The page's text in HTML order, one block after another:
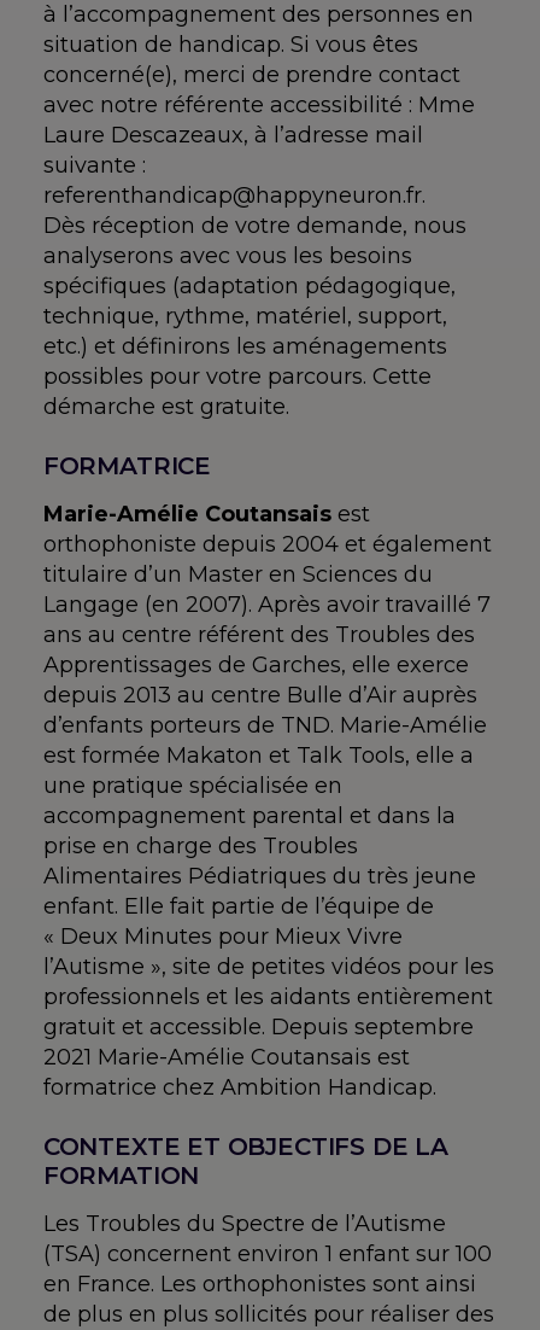
à l’accompagnement des personnes en
situation de handicap. Si vous êtes
concerné(e), merci de prendre contact
avec notre référente accessibilité : Mme
Laure Descazeaux, à l’adresse mail
suivante :
referenthandicap@happyneuron.fr.
Dès réception de votre demande, nous
analyserons avec vous les besoins
spécifiques (adaptation pédagogique,
technique, rythme, matériel, support,
etc.) et définirons les aménagements
possibles pour votre parcours. Cette
démarche est gratuite.
FORMATRICE
Marie-Amélie Coutansaisest
orthophoniste depuis 2004 et également
titulaire d’un Master en Sciences du
Langage (en 2007). Après avoir travaillé 7
ans au centre référent des Troubles des
Apprentissages de Garches, elle exerce
depuis 2013 au centre Bulle d’Air auprès
d’enfants porteurs de TND. Marie-Amélie
est formée Makaton et Talk Tools, elle a
une pratique spécialisée en
accompagnement parental et dans la
prise en charge des Troubles
Alimentaires Pédiatriques du très jeune
enfant. Elle fait partie de l’équipe de
« Deux Minutes pour Mieux Vivre
l’Autisme », site de petites vidéos pour les
professionnels et les aidants entièrement
gratuit et accessible. Depuis septembre
2021 Marie-Amélie Coutansais est
formatrice chez Ambition Handicap.
CONTEXTE ET OBJECTIFS DE LA
FORMATION
Les Troubles du Spectre de l’Autisme
(TSA) concernent environ 1 enfant sur 100
en France. Les orthophonistes sont ainsi
de plus en plus sollicités pour réaliser des